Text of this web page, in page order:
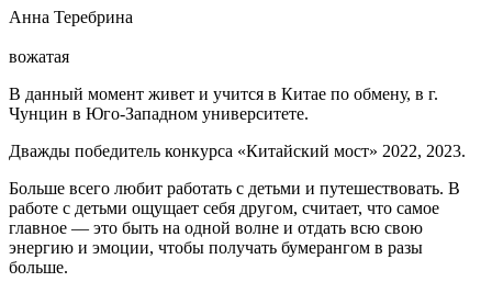
Анна Теребрина
вожатая
В данный момент живет и учится в Китае по обмену, в г.
Чунцин в Юго-Западном университете.
Дважды победитель конкурса «Китайский мост» 2022, 2023.
Больше всего любит работать с детьми и путешествовать. В
работе с детьми ощущает себя другом, считает, что самое
главное — это быть на одной волне и отдать всю свою
энергию и эмоции, чтобы получать бумерангом в разы
больше.